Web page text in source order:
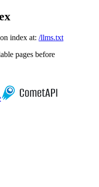
index at: /llms.txt
pages before